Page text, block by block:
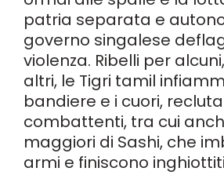
patria separata e
governo singalese
violenza. Ribelli per
altri, le Tigri tamil
bandiere e i cuori,
combattenti, tra cui
maggiori di Sashi, che
armi e finiscono